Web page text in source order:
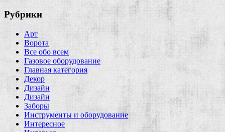
Рубрики
Арт
Ворота
Все обо всем
Газовое оборудование
Главная категория
Декор
Дизайн
Дизайн
Заборы
Инструменты и оборудование
Интересное